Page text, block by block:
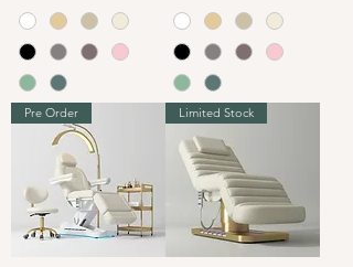
Pre Order Limited Stock